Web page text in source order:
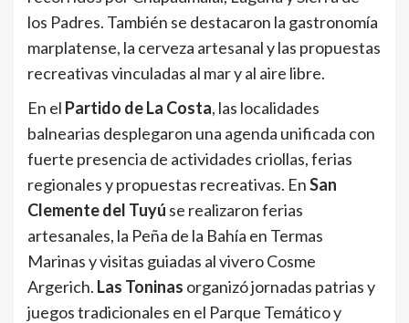
los Padres. También se destacaron la gastronomía
marplatense, la cerveza artesanal y las propuestas
recreativas vinculadas al mar y al aire libre.
En el Partido de La Costa, las localidades
balnearias desplegaron una agenda unificada con
fuerte presencia de actividades criollas, ferias
regionales y propuestas recreativas. EnSan
Clemente del Tuyú se realizaron ferias
artesanales, la Peña de la Bahía en Termas
Marinas y visitas guiadas al vivero Cosme
Argerich. Las Toninas organizó jornadas patrias y
juegos tradicionales en el Parque Temático y